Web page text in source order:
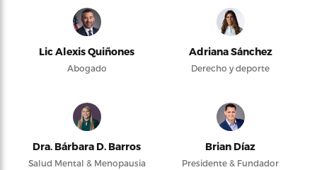
Lic Alexis Quiñones
Abogado
Adriana Sánchez
Derecho y deporte
Dra. Bárbara D. Barros
Salud Mental & Menopausia
Brian Díaz
Presidente & Fundador